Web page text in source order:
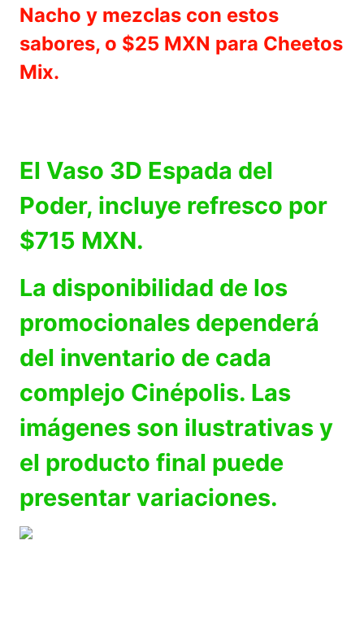
Nacho y mezclas con estos
sabores, o $25 MXN para Cheetos
Mix.
El Vaso 3D Espada del
Poder, incluye refresco por
$715 MXN.
La disponibilidad de los
promocionales dependerá
del inventario de cada
complejo Cinépolis. Las
imágenes son ilustrativas y
el producto final puede
presentar variaciones.